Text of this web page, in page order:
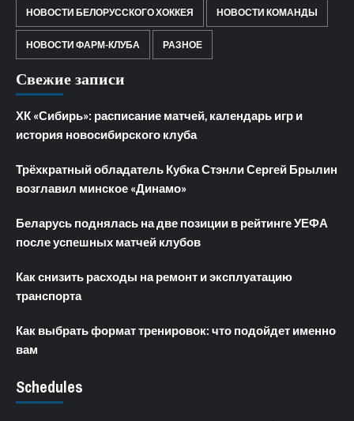
НОВОСТИ БЕЛОРУССКОГО ХОККЕЯ НОВОСТИ КОМАНДЫ
НОВОСТИ ФАРМ-КЛУБА РАЗНОЕ
Свежие записи
ХК «Сибирь»: расписание матчей, календарь игр и
история новосибирского клуба
Трёхкратный обладатель Кубка Стэнли Сергей Брылин
возглавил минское «Динамо»
Беларусь поднялась на две позиции в рейтинге УЕФА
после успешных матчей клубов
Как снизить расходы на ремонт и эксплуатацию
транспорта
Как выбрать формат тренировок: что подойдет именно
вам
Schedules